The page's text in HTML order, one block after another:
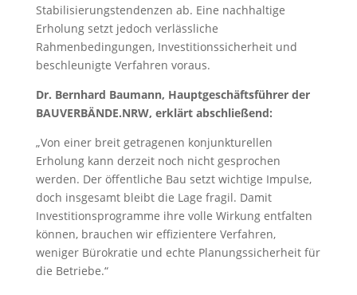
Stabilisierungstendenzen ab. Eine nachhaltige
Erholung setzt jedoch verlässliche
Rahmenbedingungen, Investitionssicherheit und
beschleunigte Verfahren voraus.
Dr. Bernhard Baumann, Hauptgeschäftsführer der
BAUVERBÄNDE.NRW, erklärt abschließend:
„Von einer breit getragenen konjunkturellen
Erholung kann derzeit noch nicht gesprochen
werden. Der öffentliche Bau setzt wichtige Impulse,
doch insgesamt bleibt die Lage fragil. Damit
Investitionsprogramme ihre volle Wirkung entfalten
können, brauchen wir effizientere Verfahren,
weniger Bürokratie und echte Planungssicherheit für
die Betriebe.“